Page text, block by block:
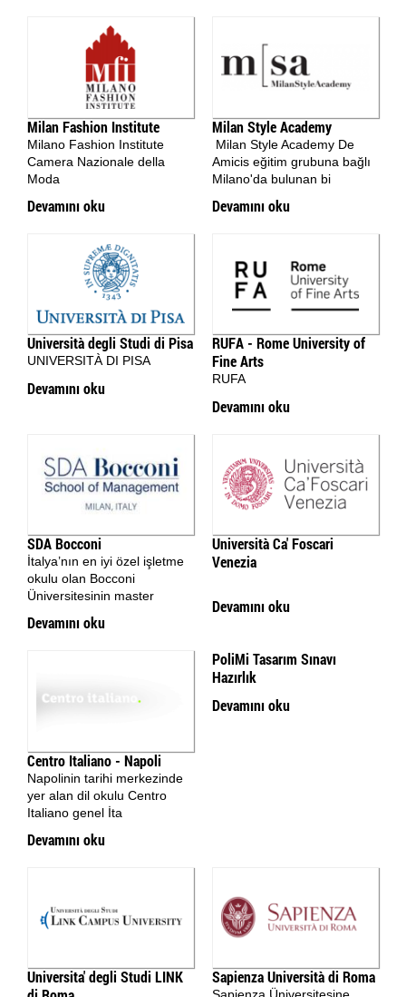
Milan Fashion Institute
Milano Fashion Institute
Camera Nazionale della
Moda
Devamını oku
Milan Style Academy
Milan Style Academy De
Amicis eğitim grubuna bağlı
Milano'da bulunan bi
Devamını oku
Università degli Studi di Pisa
UNIVERSITÀ DI PISA
Devamını oku
RUFA - Rome University of
Fine Arts
RUFA
Devamını oku
SDA Bocconi
İtalya’nın en iyi özel işletme
okulu olan Bocconi
Üniversitesinin master
Devamını oku
Università Ca' Foscari
Venezia
Devamını oku
Centro Italiano - Napoli
Napolinin tarihi merkezinde
yer alan dil okulu Centro
Italiano genel İta
Devamını oku
PoliMi Tasarım Sınavı
Hazırlık
Devamını oku
Universita' degli Studi LINK
Sapienza Università di Roma